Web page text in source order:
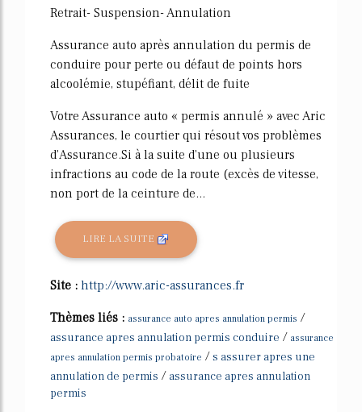
Retrait- Suspension- Annulation
Assurance auto après annulation du permis de
conduire pour perte ou défaut de points hors
alcoolémie, stupéfiant, délit de fuite
Votre Assurance auto « permis annulé » avec Aric
Assurances, le courtier qui résout vos problèmes
d'Assurance.Si à la suite d'une ou plusieurs
infractions au code de la route (excès de vitesse,
non port de la ceinture de...
LIRE LA SUITE
Site : http://www.aric-assurances.fr
Thèmes liés : assurance auto apres annulation permis /
assurance apres annulation permis conduire / assurance
apres annulation permis probatoire /s assurer apres une
annulation de permis / assurance apres annulation
permis